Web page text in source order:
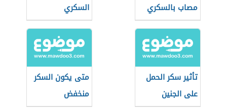
مصاب بالسكري
السكري
تأثير سكر الحمل
على الجنين
متى يكون السكر
منخفض